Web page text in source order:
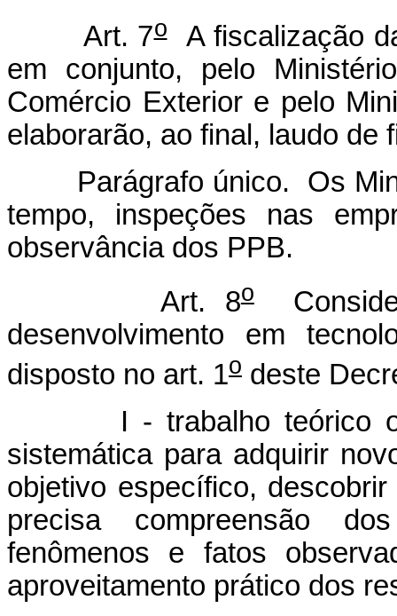
Art. 7oA fiscalização
em conjunto, pelo
Comércio Exterior e pelo
elaborarão, ao final, laudo de
Parágrafo único. Os
tempo, inspeções nas
observância dos PPB.
Art. 8o
desenvolvimento em
disposto no art. 1o deste
I - trabalho teórico ou
sistemática para adquirir
objetivo específico,
precisa compreensão
fenômenos e fatos
aproveitamento prático dos